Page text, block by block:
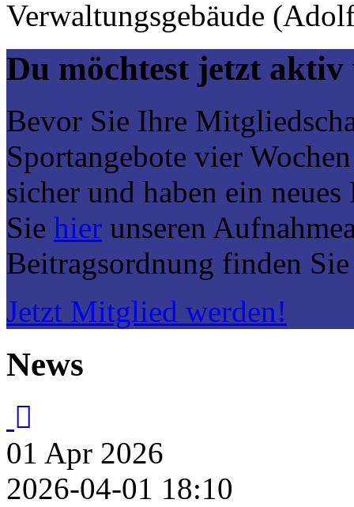
Verwaltungsgebäude
Du möchtest jetzt aktiv
Bevor Sie Ihre
Sportangebote vier
sicher und haben ein
Sie hier unseren
Beitragsordnung finden
Jetzt Mitglied werden!
News
01 Apr 2026
2026-04-01 18:10